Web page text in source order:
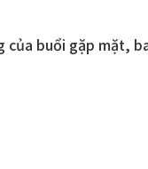
của buổi gặp